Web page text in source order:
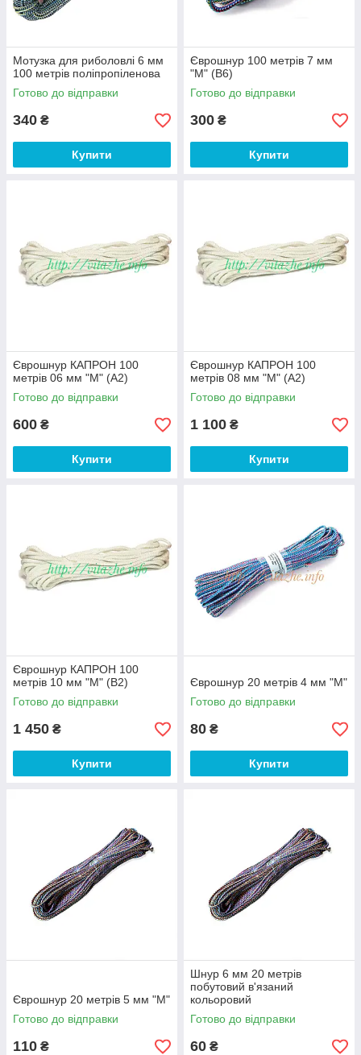
Мотузка для риболовлі 6 мм
100 метрів поліпропіленова
Готово до відправки
340 ₴
Купити
Єврошнур 100 метрів 7 мм
"М" (B6)
Готово до відправки
300 ₴
Купити
Єврошнур КАПРОН 100
метрів 06 мм "М" (A2)
Готово до відправки
600 ₴
Купити
Єврошнур КАПРОН 100
метрів 08 мм "М" (A2)
Готово до відправки
1 100 ₴
Купити
Єврошнур КАПРОН 100
метрів 10 мм "М" (B2)
Готово до відправки
1 450 ₴
Купити
Єврошнур 20 метрів 4 мм "М"
Готово до відправки
80 ₴
Купити
Єврошнур 20 метрів 5 мм "М"
Готово до відправки
110 ₴
Шнур 6 мм 20 метрів
побутовий в'язаний
кольоровий
Готово до відправки
60 ₴